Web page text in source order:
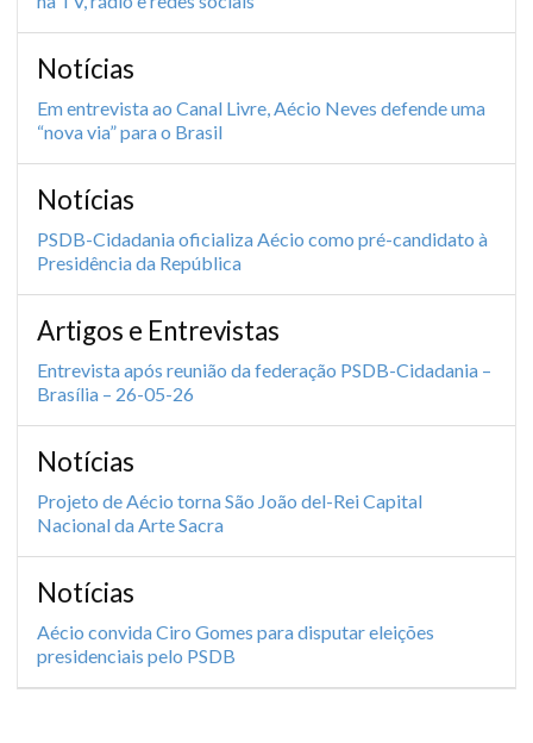
Notícias
Em entrevista ao Canal Livre, Aécio Neves defende uma
“nova via” para o Brasil
Notícias
PSDB-Cidadania oficializa Aécio como pré-candidato à
Presidência da República
Artigos e Entrevistas
Entrevista após reunião da federação PSDB-Cidadania –
Brasília – 26-05-26
Notícias
Projeto de Aécio torna São João del-Rei Capital
Nacional da Arte Sacra
Notícias
Aécio convida Ciro Gomes para disputar eleições
presidenciais pelo PSDB